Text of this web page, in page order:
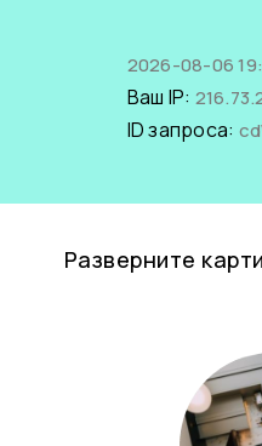
2026-08-06
Ваш IP:
ID запроса:
Разверните